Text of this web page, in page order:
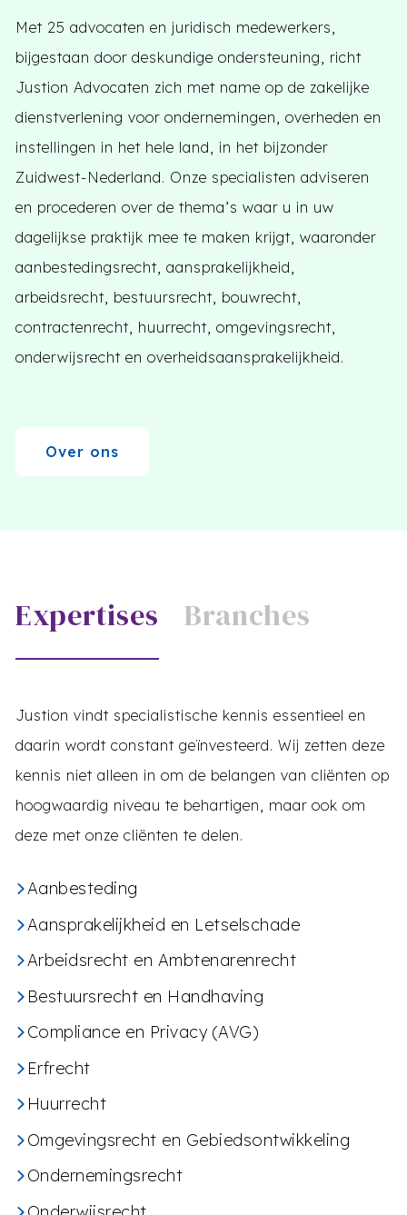
Met 25 advocaten en juridisch medewerkers,
bijgestaan door deskundige ondersteuning, richt
Justion Advocaten zich met name op de zakelijke
dienstverlening voor ondernemingen, overheden en
instellingen in het hele land, in het bijzonder
Zuidwest-Nederland. Onze specialisten adviseren
en procederen over de thema’s waar u in uw
dagelijkse praktijk mee te maken krijgt, waaronder
aanbestedingsrecht, aansprakelijkheid,
arbeidsrecht, bestuursrecht, bouwrecht,
contractenrecht, huurrecht, omgevingsrecht,
onderwijsrecht en overheidsaansprakelijkheid.
Over ons
Expertises Branches
Justion vindt specialistische kennis essentieel en
daarin wordt constant geïnvesteerd. Wij zetten deze
kennis niet alleen in om de belangen van cliënten op
hoogwaardig niveau te behartigen, maar ook om
deze met onze cliënten te delen.
Aanbesteding
Aansprakelijkheid en Letselschade
Arbeidsrecht en Ambtenarenrecht
Bestuursrecht en Handhaving
Compliance en Privacy (AVG)
Erfrecht
Huurrecht
Omgevingsrecht en Gebiedsontwikkeling
Ondernemingsrecht